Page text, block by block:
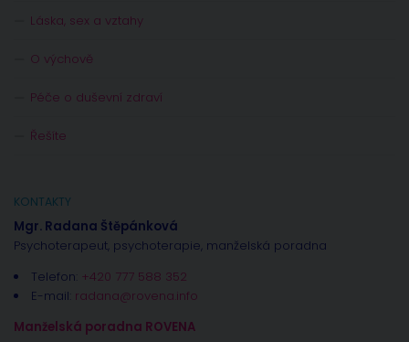
Láska, sex a vztahy
O výchově
Péče o duševní zdraví
Řešíte
KONTAKTY
Mgr. Radana Štěpánková
Psychoterapeut, psychoterapie, manželská poradna
Telefon: +420 777 588 352
E-mail: radana@rovena.info
Manželská poradna ROVENA